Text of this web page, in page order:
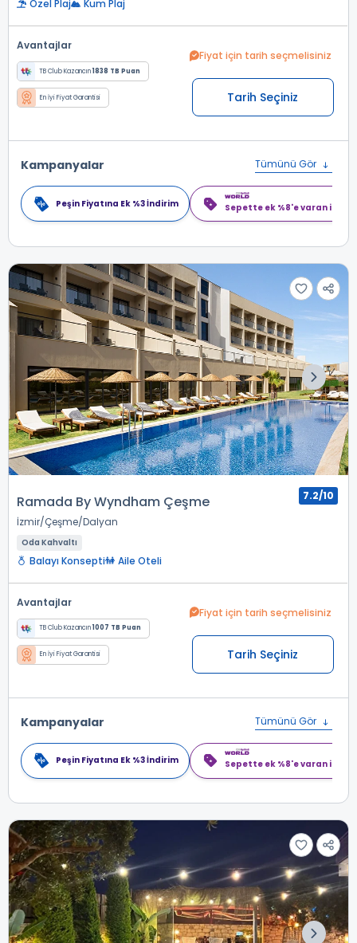
Özel Plaj Kum Plaj
Avantajlar
TB Club Kazancın1838 TB Puan
En İyi Fiyat Garantisi
Fiyat için tarih seçmelisiniz
Tarih Seçiniz
Kampanyalar Tümünü Gör
Peşin Fiyatına Ek %3 İndirim Sepette ek %8'e varan
Ramada By Wyndham Çeşme
İzmir Çeşme Dalyan
7.2/10
Oda Kahvaltı
Balayı Konsepti Aile Oteli
Avantajlar
TB Club Kazancın1007 TB Puan
En İyi Fiyat Garantisi
Fiyat için tarih seçmelisiniz
Tarih Seçiniz
Kampanyalar Tümünü Gör
Peşin Fiyatına Ek %3 İndirim Sepette ek %8'e varan